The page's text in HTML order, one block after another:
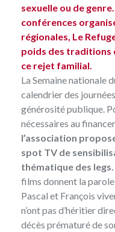
sexuelle ou de
conférences
régionales, Le
poids des traditions
ce rejet familial.
La Semaine nationale
calendrier des
générosité publique.
nécessaires au
l’association
spot TV de
thématique des legs.
films donnent la
Pascal et François
n’ont pas d’héritier
décès prématuré de